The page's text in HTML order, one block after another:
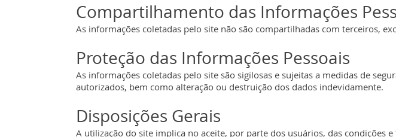
Compartilhamento das Informações
As informações coletadas pelo site não são compartilhadas com terceiros,
Proteção das Informações Pessoais
As informações coletadas pelo site são sigilosas e sujeitas a medidas de
autorizados, bem como alteração ou destruição dos dados indevidamente.
Disposições Gerais
A utilização do site implica no aceite, por parte dos usuários, das condições